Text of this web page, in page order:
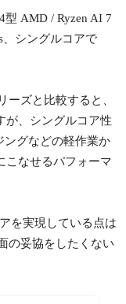
型 AMD / Ryzen AI 7
、シングルコアで
ーズと比較すると、
が、シングルコア性
ングなどの軽作業か
こなせるパフォーマ
を実現している点は
の妥協をしたくない